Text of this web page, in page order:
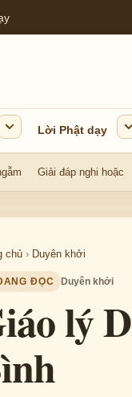
Lời Phật dạy
Giải đáp nghi hoặc
chủ › Duyên khởi
ĐỌC Duyên khởi
lý